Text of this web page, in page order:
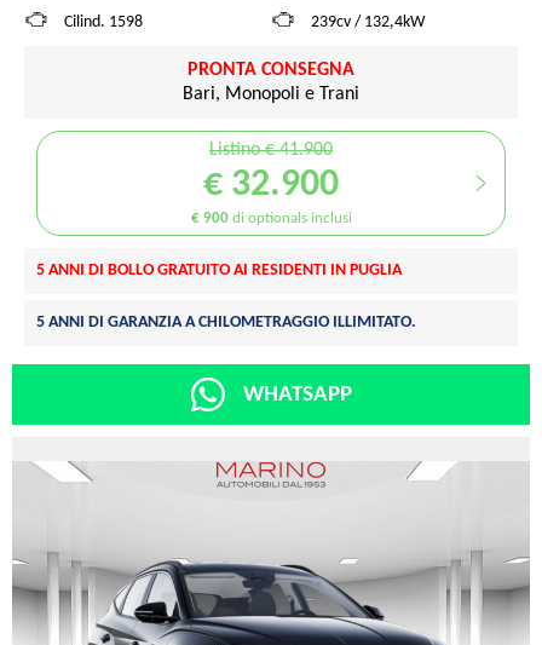
Cilind. 1598
239cv / 132,4kW
PRONTA CONSEGNA
Bari, Monopoli e Trani
Listino € 41.900
€ 32.900
€ 900di optionals inclusi
5 ANNI DI BOLLO GRATUITO AI RESIDENTI IN PUGLIA
5 ANNI DI GARANZIA A CHILOMETRAGGIO ILLIMITATO.
WHATSAPP